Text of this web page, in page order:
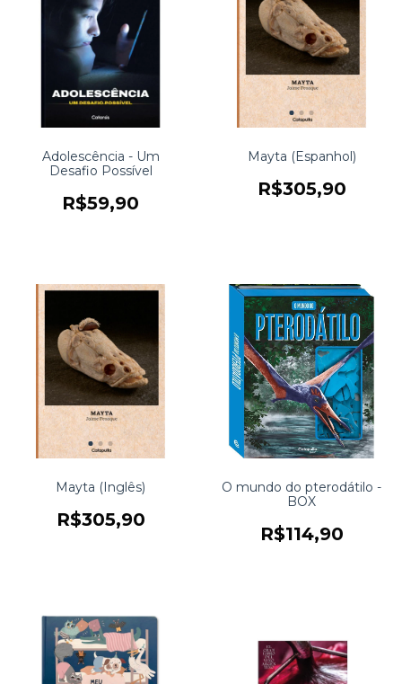
Adolescência - Um
Desafio Possível
R$59,90
Mayta (Espanhol)
R$305,90
Mayta (Inglês)
R$305,90
O mundo do pterodátilo -
BOX
R$114,90